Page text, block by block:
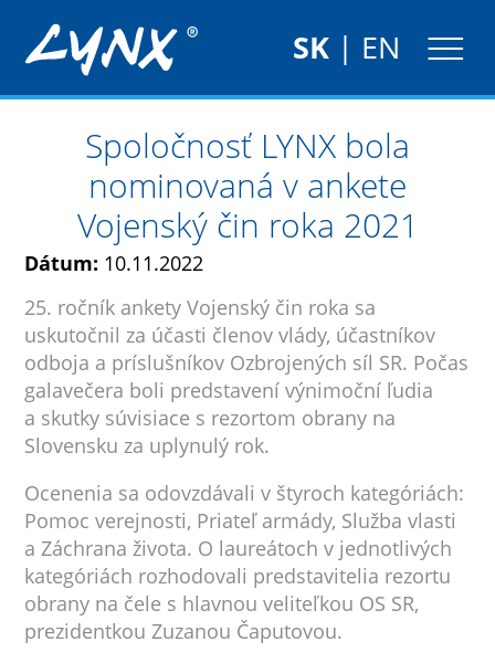
SK| EN
Spoločnosť LYNX bola
nominovaná v ankete
Vojenský čin roka 2021
Dátum: 10.11.2022
25. ročník ankety Vojenský čin roka sa
uskutočnil za účasti členov vlády, účastníkov
odboja a príslušníkov Ozbrojených síl SR. Počas
galavečera boli predstavení výnimoční ľudia
a skutky súvisiace s rezortom obrany na
Slovensku za uplynulý rok.
Ocenenia sa odovzdávali v štyroch kategóriách:
Pomoc verejnosti, Priateľ armády, Služba vlasti
a Záchrana života. O laureátoch v jednotlivých
kategóriách rozhodovali predstavitelia rezortu
obrany na čele s hlavnou veliteľkou OS SR,
prezidentkou Zuzanou Čaputovou.